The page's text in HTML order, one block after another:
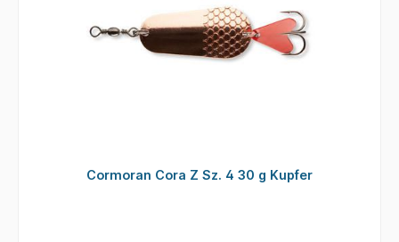
Cormoran Cora Z Sz. 4 30 g Kupfer